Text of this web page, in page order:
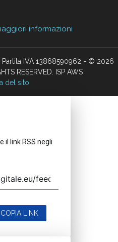
informazioni
IVA 13868590962 - © 2026
RESERVED. ISP AWS
del sito
il link RSS negli
COPIA LINK